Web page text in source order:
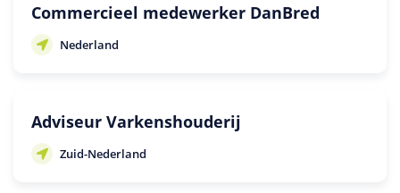
Commercieel medewerker DanBred
Nederland
Adviseur Varkenshouderij
Zuid-Nederland